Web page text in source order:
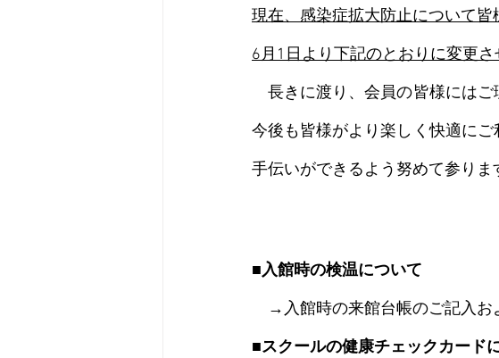
現在、感染症拡大防止について皆
6月1日より下記のとおりに変更さ
長きに渡り、会員の皆様にはご
今後も皆様がより楽しく快適に
手伝いができるよう努めて参りま
■入館時の検温について
→入館時の来館台帳のご記入お
■スクールの健康チェックカード